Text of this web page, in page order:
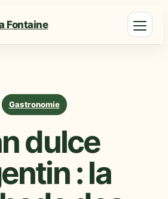
Fontaine
Gastronomie
dulce
: la